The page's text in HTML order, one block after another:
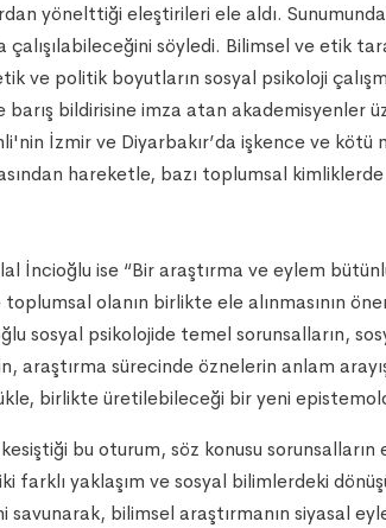
yönelttiği eleştirileri ele aldı.
söyledi. Bilimsel ve etik
ve politik boyutların sosyal psikoloji
bildirisine imza atan akademisyenler
İzmir ve Diyarbakır’da işkence ve kötü
hareketle, bazı toplumsal
İncioğlu ise “Bir araştırma ve eylem
olanın birlikte ele alınmasının
sosyal psikolojide temel sorunsalların,
araştırma sürecinde öznelerin anlam
birlikte üretilebileceği bir yeni
bu oturum, söz konusu sorunsalların
yaklaşım ve sosyal bilimlerdeki
bilimsel araştırmanın siyasal